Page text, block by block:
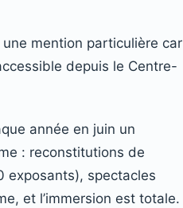
une mention particulière car
depuis le Centre-
année en juin un
: reconstitutions de
exposants), spectacles
et l’immersion est totale.